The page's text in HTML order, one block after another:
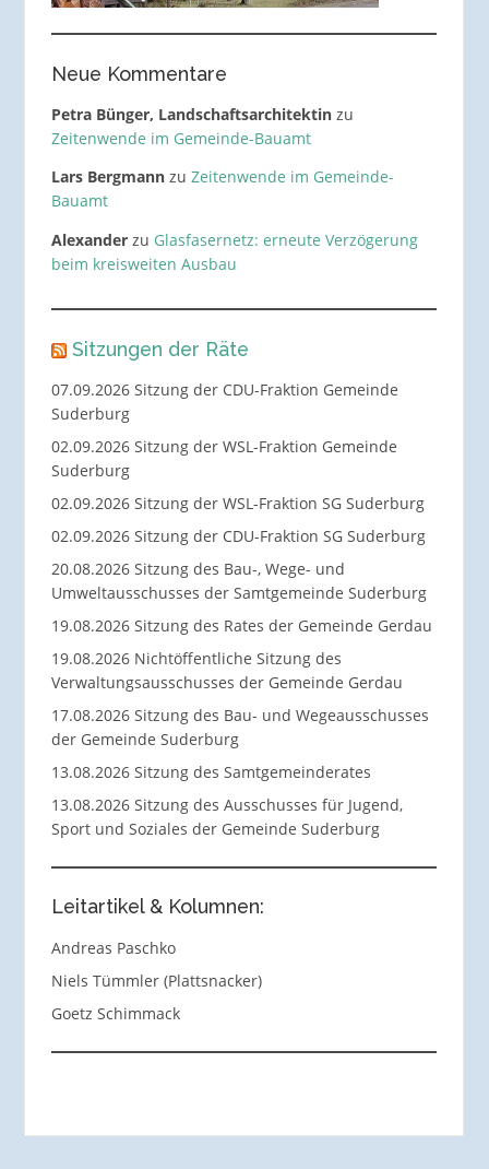
Neue Kommentare
Petra Bünger, Landschaftsarchitektinzu
Zeitenwende im Gemeinde-Bauamt
Lars Bergmannzu Zeitenwende im Gemeinde-
Bauamt
Alexanderzu Glasfasernetz: erneute Verzögerung
beim kreisweiten Ausbau
Sitzungen der Räte
07.09.2026 Sitzung der CDU-Fraktion Gemeinde
Suderburg
02.09.2026 Sitzung der WSL-Fraktion Gemeinde
Suderburg
02.09.2026 Sitzung der WSL-Fraktion SG Suderburg
02.09.2026 Sitzung der CDU-Fraktion SG Suderburg
20.08.2026 Sitzung des Bau-, Wege- und
Umweltausschusses der Samtgemeinde Suderburg
19.08.2026 Sitzung des Rates der Gemeinde Gerdau
19.08.2026 Nichtöffentliche Sitzung des
Verwaltungsausschusses der Gemeinde Gerdau
17.08.2026 Sitzung des Bau- und Wegeausschusses
der Gemeinde Suderburg
13.08.2026 Sitzung des Samtgemeinderates
13.08.2026 Sitzung des Ausschusses für Jugend,
Sport und Soziales der Gemeinde Suderburg
Leitartikel & Kolumnen:
Andreas Paschko
Niels Tümmler (Plattsnacker)
Goetz Schimmack